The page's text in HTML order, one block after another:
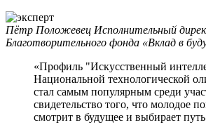
Пётр Положевец Исполнительный
Благотворительного фонда «Вклад в
«Профиль "Искусственный
Национальной технологической
стал самым популярным среди
свидетельство того, что молодое
смотрит в будущее и выбирает